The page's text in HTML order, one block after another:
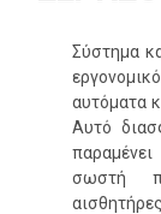
Σύστημα
αυτόματα
Αυτό
σωστή
αισθητήρες.